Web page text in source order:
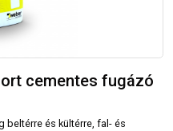
cementes fugázó
beltérre és kültérre, fal- és